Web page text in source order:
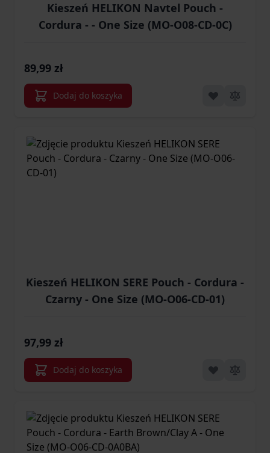
Kieszeń HELIKON Navtel Pouch -
Cordura - - One Size (MO-O08-CD-0C)
89,99 zł
Dodaj do koszyka
Kieszeń HELIKON SERE Pouch - Cordura -
Czarny - One Size (MO-O06-CD-01)
97,99 zł
Dodaj do koszyka